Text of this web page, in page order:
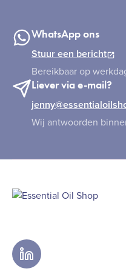
WhatsApp ons
Stuur een bericht
Bereikbaar op
Liever via e-mail?
Wij antwoorden
linkedin